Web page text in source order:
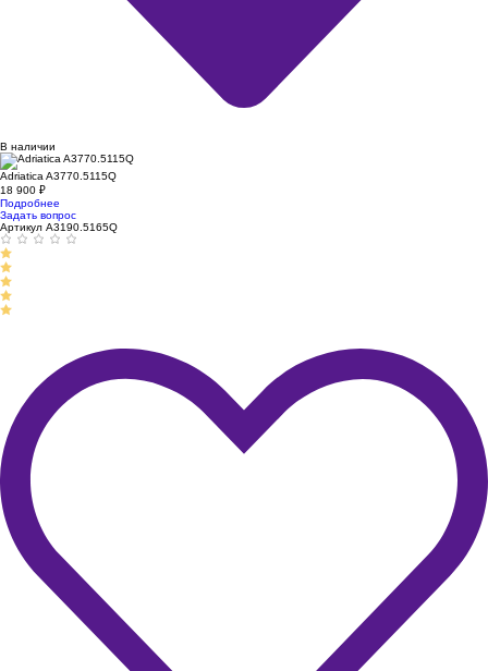
В наличии
Adriatica A3770.5115Q
18 900 ₽
Подробнее
Задать вопрос
Артикул A3190.5165Q